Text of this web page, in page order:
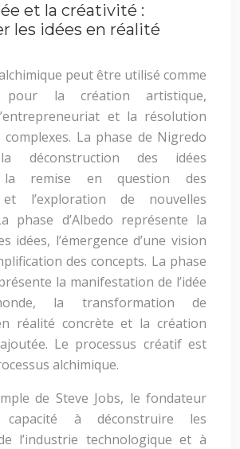
et la créativité :
les idées en réalité
peut être utilisé comme
la création artistique,
et la résolution
La phase de Nigredo
déconstruction des idées
la remise en question des
et l’exploration de nouvelles
phase d’Albedo représente la
idées, l’émergence d’une vision
des concepts. La phase
la manifestation de l’idée
la transformation de
réalité concrète et la création
Le processus créatif est
alchimique.
de Steve Jobs, le fondateur
capacité à déconstruire les
l’industrie technologique et à